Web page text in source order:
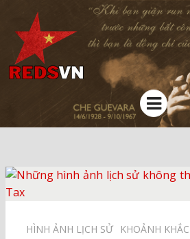
Kênh chia sẻ tri thức cộng đồng
Menu
HÌNH ẢNH LỊCH SỬ⠀ KHOẢNH KHẮC⠀